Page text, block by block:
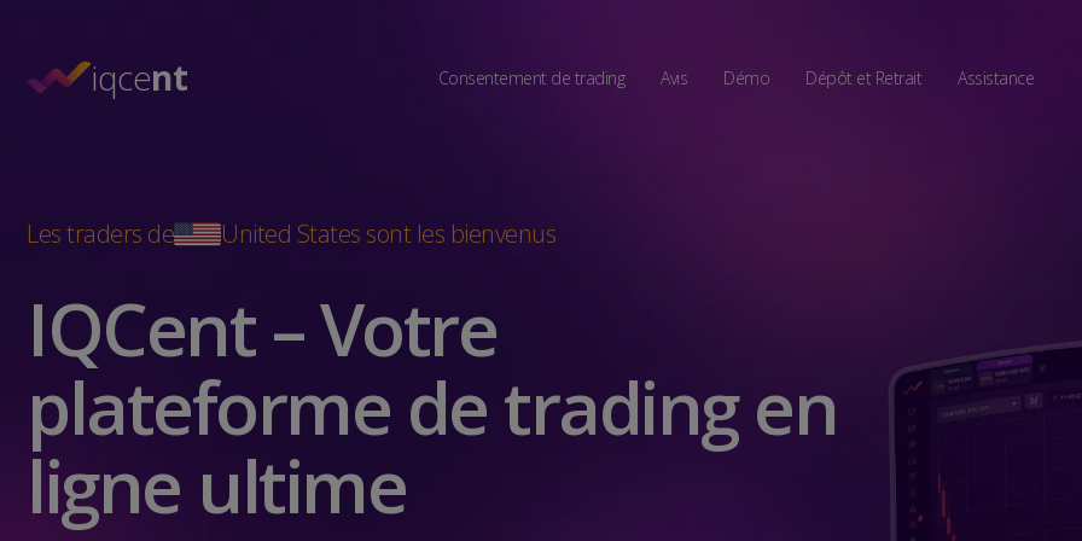
iqcent Consentement de trading Avis Démo Dépôt et Retrait Assistance
Les traders de United States sont les bienvenus
IQCent – Votre
plateforme de trading en
ligne ultime